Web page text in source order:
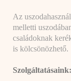
Az
melletti
családoknak
is kölcsönözhető.
Szolgáltatásaink: